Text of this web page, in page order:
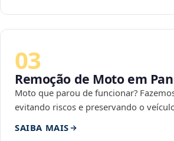
03
Remoção de Moto em
Moto que parou de funcionar?
evitando riscos e preservando o
SAIBA MAIS